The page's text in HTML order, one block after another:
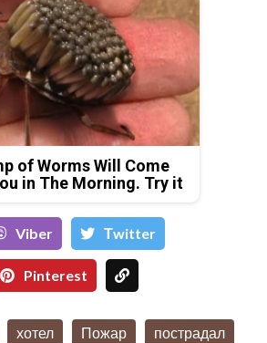
of Worms Will Come
in The Morning. Try it
Viber Тwitter
Pinterest
хотел Пожар пострадал